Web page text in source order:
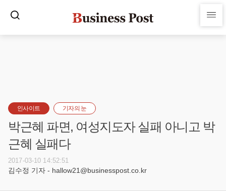
인사이트 기자의 눈
박근혜 파면, 여성지도자 실패 아니고 박
근혜 실패다
2017-03-10 14:52:51
김수정 기자 - hallow21@businesspost.co.kr